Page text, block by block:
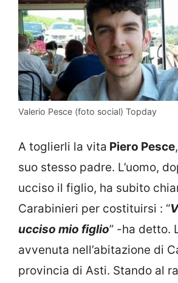
Valerio Pesce (foto social) Topday
A toglierli la vita Piero Pesce
suo stesso padre. L’uomo,
ucciso il figlio, ha subito
Carabinieri per costituirsi : “
ucciso mio figlio” -ha detto.
avvenuta nell’abitazione di
provincia di Asti. Stando al